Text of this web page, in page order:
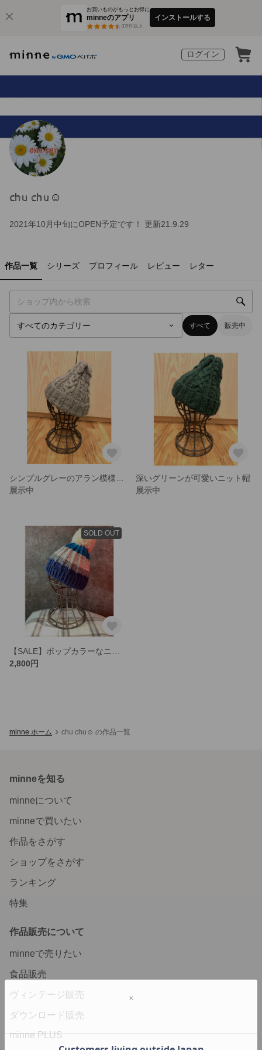
お買いものがもっとお得に
minneのアプリ
3万件以上
インストールする
ログイン
chu chu☺︎
2021年10月中旬にOPEN予定です！ 更新21.9.29
作品一覧 シリーズ プロフィール レビュー レター
すべて 販売中
展示中
深いグリーンが可愛いニット帽
展示中
SOLD OUT
2,800円
minne ホーム chu chu☺︎ の作品一覧
minneを知る
minneについて
minneで買いたい
作品をさがす
ショップをさがす
ランキング
特集
作品販売について
minneで売りたい
食品販売
ヴィンテージ販売
ダウンロード販売
minne PLUS